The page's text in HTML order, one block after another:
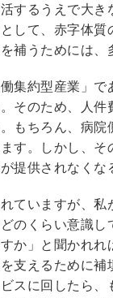
するうえで大
して、赤字体
補うためには
集約型産業」
そのため、人
もちろん、病
す。しかし、
提供されなく
ていますが、
のくらい意識
か」と聞かれ
支えるために
スに回したら